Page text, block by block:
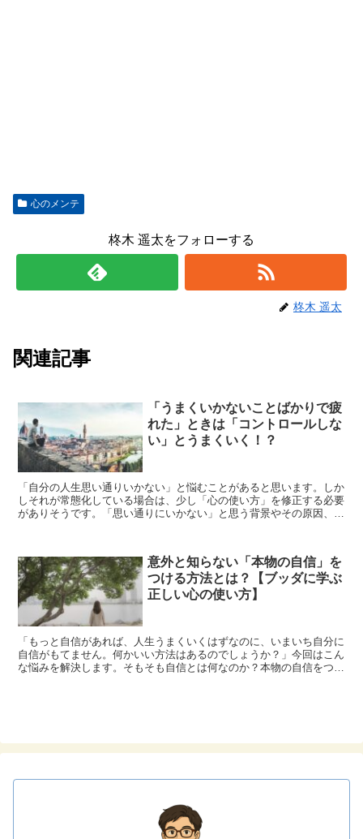
心のメンテ
柊木 遥太をフォローする
柊木 遥太
関連記事
「うまくいかないことばかりで疲
れた」ときは「コントロールしな
い」とうまくいく！？
「自分の人生思い通りいかない」と悩むことがあると思います。しか
しそれが常態化している場合は、少し「心の使い方」を修正する必要
がありそうです。「思い通りにいかない」と思う背景やその原因、改
意外と知らない「本物の自信」を
つける方法とは？【ブッダに学ぶ
正しい心の使い方】
「もっと自信があれば、人生うまくいくはずなのに、いまいち自分に
自信がもてません。何かいい方法はあるのでしょうか？」今回はこん
な悩みを解決します。そもそも自信とは何なのか？本物の自信をつけ